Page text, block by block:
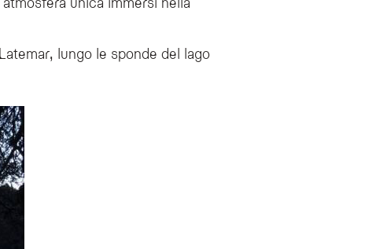
sculture di ghiaccio e un panorama mozzafiato ai piedi del Latemar.
con le lanterne intorno al lago o scoprire l'astronomia presso il planetario
lungo le sponde del lago